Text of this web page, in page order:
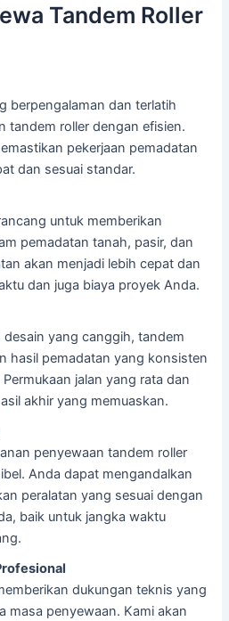
Tandem Roller
berpengalaman dan terlatih
tandem roller dengan efisien.
pekerjaan pemadatan
dan sesuai standar.
untuk memberikan
pemadatan tanah, pasir, dan
akan menjadi lebih cepat dan
dan juga biaya proyek Anda.
yang canggih, tandem
hasil pemadatan yang konsisten
jalan yang rata dan
akhir yang memuaskan.
penyewaan tandem roller
Anda dapat mengandalkan
peralatan yang sesuai dengan
baik untuk jangka waktu
dukungan teknis yang
masa penyewaan. Kami akan